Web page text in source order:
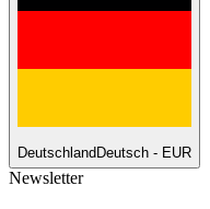
Deutschland Deutsch - EUR
Newsletter